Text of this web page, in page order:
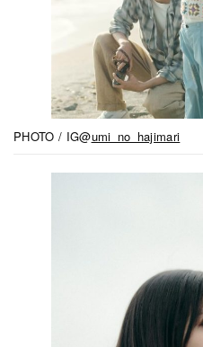
PHOTO / IG@umi_no_hajimari